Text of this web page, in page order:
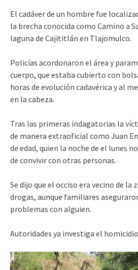
El cadáver de un hombre fue
la brecha conocida como Camino a
laguna de Cajititlán en Tlajomulco.
Policías acordonaron el área y
cuerpo, que estaba cubierto con
horas de evolución cadavérica y al
en la cabeza.
Tras las primeras indagatorias la
de manera extraoficial como Juan
de edad, quien la noche de el lunes
de convivir con otras personas.
Se dijo que el occiso era vecino de la
drogas, aunque familiares
problemas con alguien.
Autoridades ya investiga el